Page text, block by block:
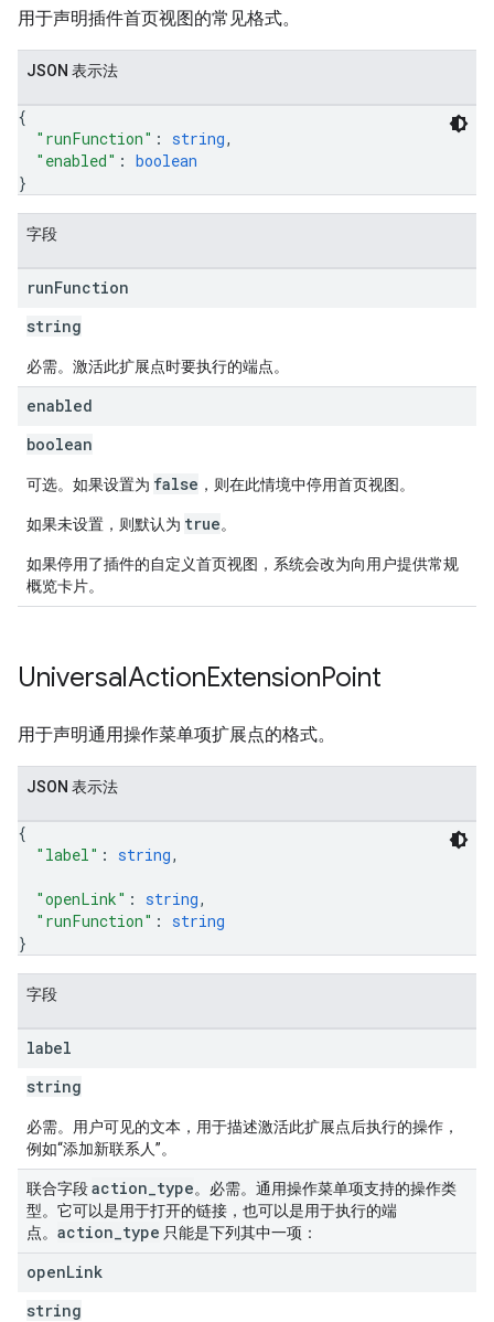
用于声明插件首页视图的常见格式。
JSON 表示法
{
"runFunction" : string,
"enabled" : boolean
}
字段
runFunction
string
必需。激活此扩展点时要执行的端点。
enabled
boolean
可选。如果设置为 false ，则在此情境中停用首页视图。
如果未设置，则默认为 true。
如果停用了插件的自定义首页视图，系统会改为向用户提供常规
概览卡片。
UniversalActionExtensionPoint
用于声明通用操作菜单项扩展点的格式。
JSON 表示法
{
"label" : string,
"openLink" : string,
"runFunction" : string
}
字段
label
string
必需。用户可见的文本，用于描述激活此扩展点后执行的操作，
例如“添加新联系人”。
联合字段action type。必需。通用操作菜单项支持的操作类
型。它可以是用于打开的链接，也可以是用于执行的端
点。 action type 只能是下列其中一项：
openLink
string